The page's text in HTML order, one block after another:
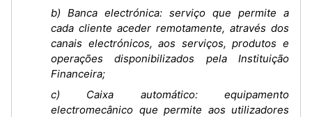
b) Banca electrónica: serviço que permite a
cada cliente aceder remotamente, através dos
canais electrónicos, aos serviços, produtos e
operações disponibilizados pela Instituição
Financeira;
c) Caixa automático: equipamento
electromecânico que permite aos utilizadores